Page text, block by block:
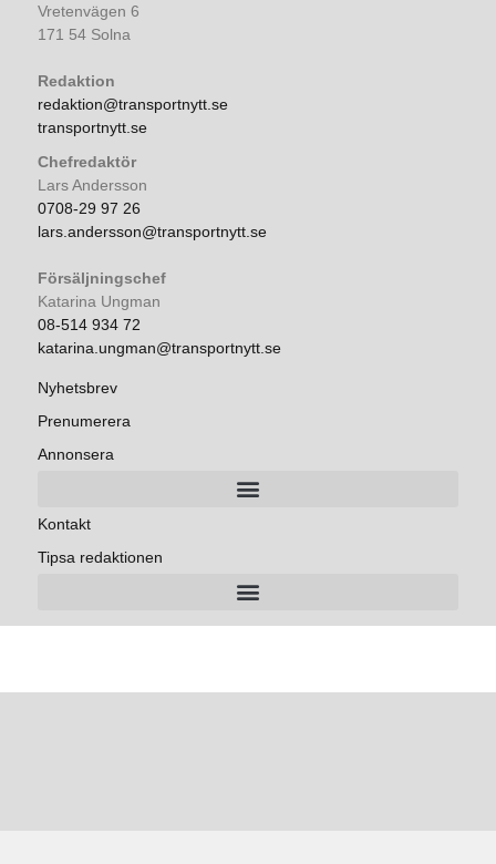
Vretenvägen 6
171 54 Solna
Redaktion
redaktion@transportnytt.se
transportnytt.se
Chefredaktör
Lars Andersson
0708-29 97 26
lars.andersson@transportnytt.se
Försäljningschef
Katarina Ungman
08-514 934 72
katarina.ungman@transportnytt.se
Nyhetsbrev
Prenumerera
Annonsera
Kontakt
Tipsa redaktionen